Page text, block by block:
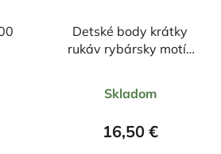
Detské body krátky
rukáv rybársky motív
hodnotenie
produktu
Skladom
16,50 €